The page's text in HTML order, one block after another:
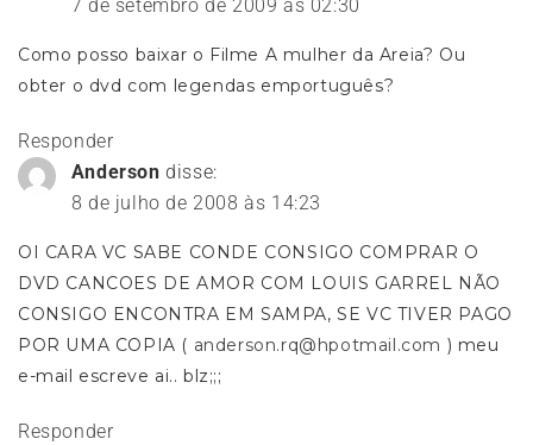
7 de setembro de 2009 às 02:30
Como posso baixar o Filme A mulher da Areia? Ou
obter o dvd com legendas emportuguês?
Responder
Anderson disse:
8 de julho de 2008 às 14:23
OI CARA VC SABE CONDE CONSIGO COMPRAR O
DVD CANCOES DE AMOR COM LOUIS GARREL NÃO
CONSIGO ENCONTRA EM SAMPA, SE VC TIVER PAGO
POR UMA COPIA ( anderson.rq@hpotmail.com ) meu
e-mail escreve ai.. blz;;;
Responder